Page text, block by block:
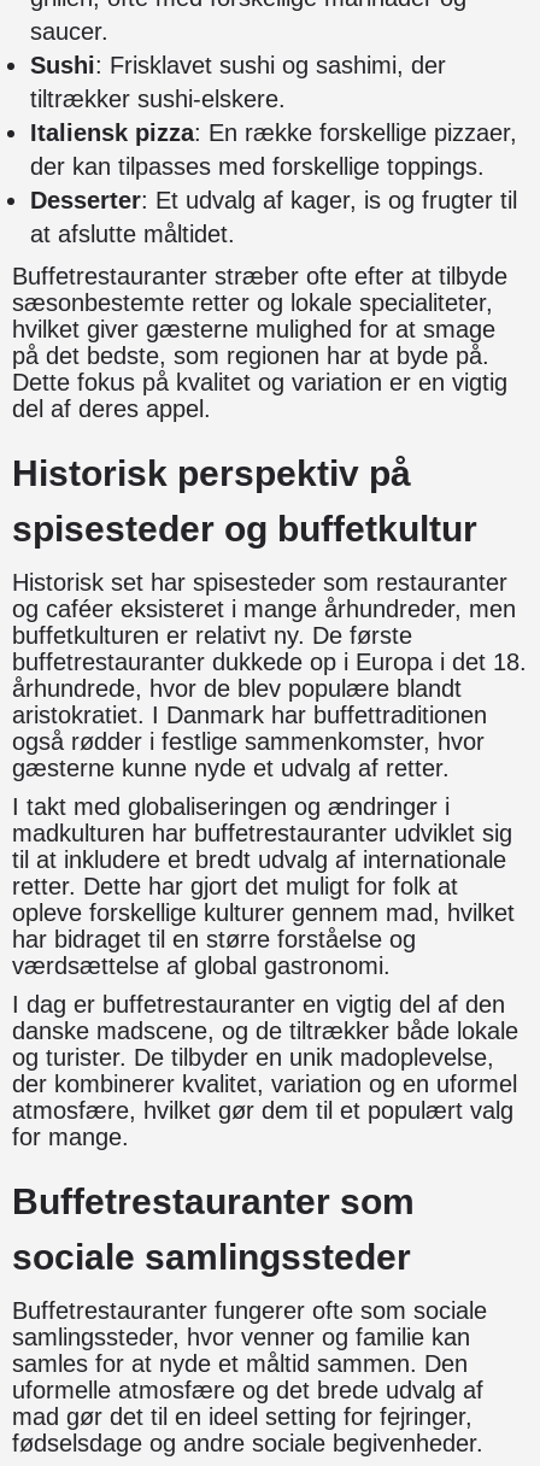
saucer.
Sushi: Frisklavet sushi og sashimi, der
tiltrækker sushi-elskere.
Italiensk pizza: En række forskellige pizzaer,
der kan tilpasses med forskellige toppings.
Desserter: Et udvalg af kager, is og frugter til
at afslutte måltidet.
Buffetrestauranter stræber ofte efter at tilbyde
sæsonbestemte retter og lokale specialiteter,
hvilket giver gæsterne mulighed for at smage
på det bedste, som regionen har at byde på.
Dette fokus på kvalitet og variation er en vigtig
del af deres appel.
Historisk perspektiv på
spisesteder og buffetkultur
Historisk set har spisesteder som restauranter
og caféer eksisteret i mange århundreder, men
buffetkulturen er relativt ny. De første
buffetrestauranter dukkede op i Europa i det 18.
århundrede, hvor de blev populære blandt
aristokratiet. I Danmark har buffettraditionen
også rødder i festlige sammenkomster, hvor
gæsterne kunne nyde et udvalg af retter.
I takt med globaliseringen og ændringer i
madkulturen har buffetrestauranter udviklet sig
til at inkludere et bredt udvalg af internationale
retter. Dette har gjort det muligt for folk at
opleve forskellige kulturer gennem mad, hvilket
har bidraget til en større forståelse og
værdsættelse af global gastronomi.
I dag er buffetrestauranter en vigtig del af den
danske madscene, og de tiltrækker både lokale
og turister. De tilbyder en unik madoplevelse,
der kombinerer kvalitet, variation og en uformel
atmosfære, hvilket gør dem til et populært valg
for mange.
Buffetrestauranter som
sociale samlingssteder
Buffetrestauranter fungerer ofte som sociale
samlingssteder, hvor venner og familie kan
samles for at nyde et måltid sammen. Den
uformelle atmosfære og det brede udvalg af
mad gør det til en ideel setting for fejringer,
fødselsdage og andre sociale begivenheder.